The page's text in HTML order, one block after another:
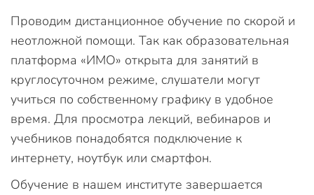
Проводим дистанционное обучение по скорой и
неотложной помощи. Так как образовательная
платформа «ИМО» открыта для занятий в
круглосуточном режиме, слушатели могут
учиться по собственному графику в удобное
время. Для просмотра лекций, вебинаров и
учебников понадобятся подключение к
интернету, ноутбук или смартфон.
Обучение в нашем институте завершается